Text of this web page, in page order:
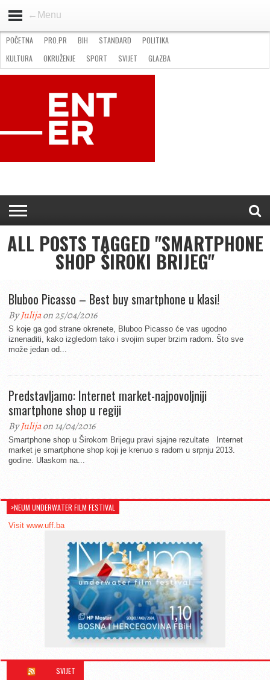
←Menu
STANDARD
GOSPODARSTVO
OKRUŽENJE
POČETNA PRO.PR BIH STANDARD
POLITIKA
KULTURA
OKRUŽENJE SPORT SVIJET
GLAZBA
NATJEČAJI
FILMING LOCATION IN BH KONTAKT
ALL POSTS TAGGED "SMARTPHONE
SHOP ŠIROKI BRIJEG"
Bluboo Picasso – Best buy smartphone u klasi!
ByJulijaon 25/04/2016
S koje ga god strane okrenete, Bluboo Picasso će vas ugodno
iznenaditi, kako izgledom tako i svojim super brzim radom. Što sve
može jedan od...
Predstavljamo: Internet market-najpovoljniji
smartphone shop u regiji
ByJulijaon 14/04/2016
Smartphone shop u Širokom Brijegu pravi sjajne rezultate Internet
market je smartphone shop koji je krenuo s radom u srpnju 2013.
godine. Ulaskom na...
>NEUM UNDERWATER FILM FESTIVAL
Visit www.uff.ba
SVIJET